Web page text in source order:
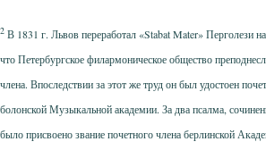
2 В 1831 г. Львов переработал «Stabat Mater» Перголези
что Петербургское филармоническое общество
члена. Впоследствии за этот же труд он был удостоен
болонской Музыкальной академии. За два псалма,
было присвоено звание почетного члена берлинской